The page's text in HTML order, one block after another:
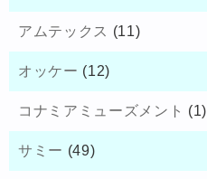
アムテックス (11)
オッケー (12)
コナミアミューズメント (1)
サミー (49)